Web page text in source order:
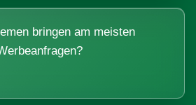
bringen am meisten